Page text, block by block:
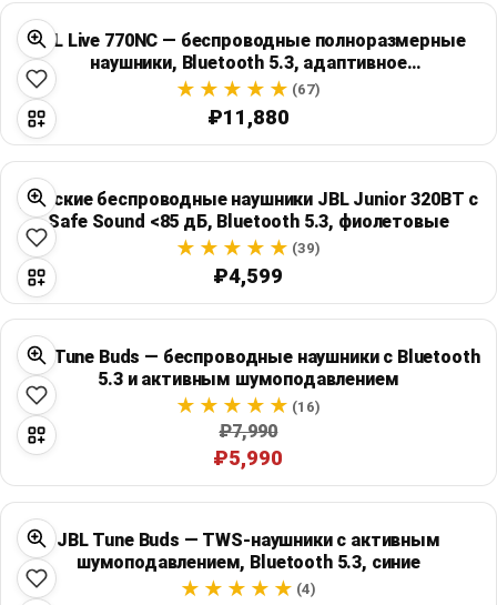
JBL Live 770NC — беспроводные полноразмерные
наушники, Bluetooth 5.3, адаптивное
шумоподавление
(67)
₽11,880
Детские беспроводные наушники JBL Junior 320BT с
Safe Sound <85 дБ, Bluetooth 5.3, фиолетовые
(39)
₽4,599
JBL Tune Buds — беспроводные наушники с Bluetooth
5.3 и активным шумоподавлением
(16)
₽7,990
₽5,990
JBL Tune Buds — TWS-наушники с активным
шумоподавлением, Bluetooth 5.3, синие
(4)